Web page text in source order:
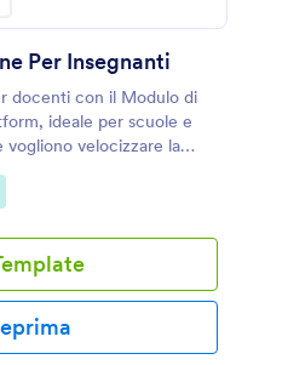
Per Insegnanti
docenti con il Modulo di
ideale per scuole e
velocizzare la
risposta del modulo in un